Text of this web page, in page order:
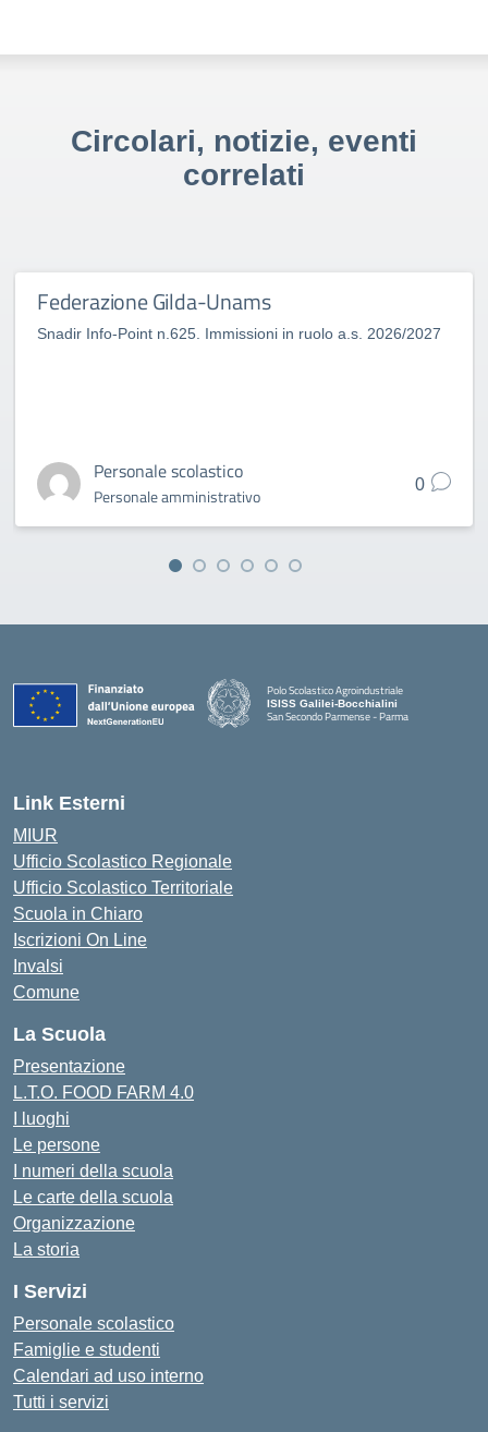
Circolari, notizie, eventi
correlati
Federazione Gilda-Unams
Snadir Info-Point n.625. Immissioni in ruolo a.s. 2026/2027
Personale scolastico
Personale amministrativo
0
Polo Scolastico Agroindustriale
ISISS Galilei-Bocchialini
San Secondo Parmense - Parma
Link Esterni
MIUR
Ufficio Scolastico Regionale
Ufficio Scolastico Territoriale
Scuola in Chiaro
Iscrizioni On Line
Invalsi
Comune
La Scuola
Presentazione
L.T.O. FOOD FARM 4.0
I luoghi
Le persone
I numeri della scuola
Le carte della scuola
Organizzazione
La storia
I Servizi
Personale scolastico
Famiglie e studenti
Calendari ad uso interno
Tutti i servizi